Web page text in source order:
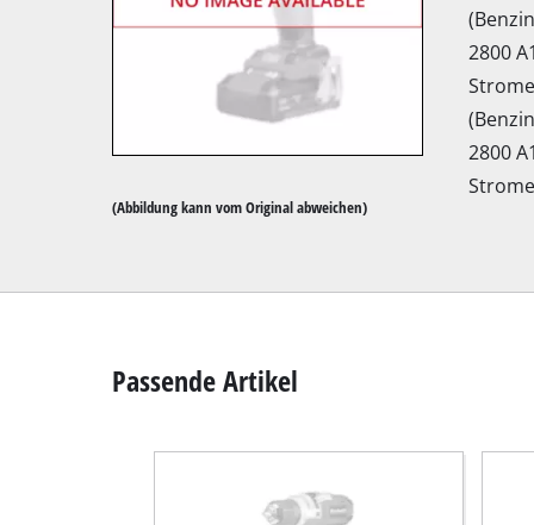
Kapp- /
Tischkreissägen
Handkreissägen
Stichsägen
Dekupiersägen
Nass- /
(Abbildung kann vom Original abweichen)
2800
2800
Passende Artikel